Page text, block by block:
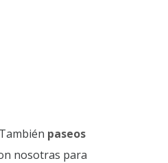
paseos
nosotras para